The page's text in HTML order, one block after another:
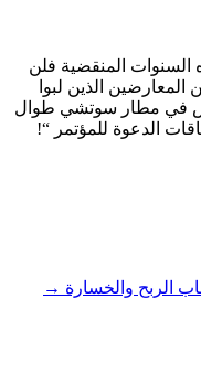
السنوات المنقضية فلن
الذين لبوا
في مطار سوتشي طوال
الدعوة للمؤتمر “!
الربح والخسارة →